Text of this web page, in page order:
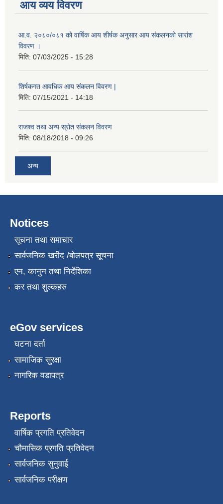
आय व्यय विवरण
आ.व. २०८०/०८१ को वार्षिक आय शीर्षक अनुसार आय संकलनको सारांश
विवरण ।
मिति: 07/03/2025 - 15:28
शिर्षकगत आवधिक आय संकलन विवरण |
मिति: 07/15/2021 - 14:18
राजश्व तथा अन्य स्रोत संकलन विवरण
मिति: 08/18/2018 - 09:26
अन्य
Notices
सूचना तथा समाचार
सार्वजनिक खरीद /बोलपत्र सूचना
एन, कानुन तथा निर्देशिका
कर तथा शुल्कहरु
eGov services
घटना दर्ता
सामाजिक सुरक्षा
नागरिक वडापत्र
Reports
वार्षिक प्रगति प्रतिवेदन
चौमासिक प्रगति प्रतिवेदन
सार्वजनिक सुनुवाई
सार्वजनिक परीक्षण